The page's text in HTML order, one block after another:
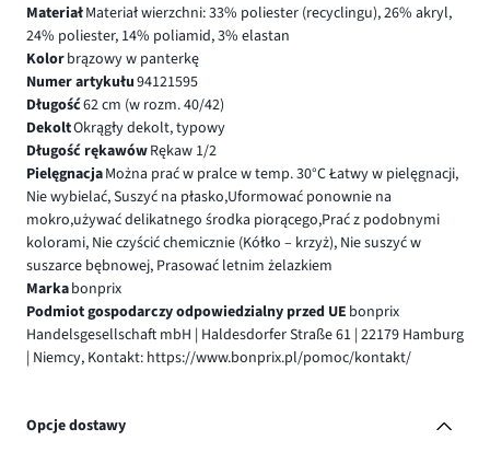
MateriałMateriał wierzchni: 33% poliester (recyclingu), 26% akryl,
24% poliester, 14% poliamid, 3% elastan
Kolorbrązowy w panterkę
Numer artykułu94121595
Długość62 cm (w rozm. 40/42)
DekoltOkrągły dekolt, typowy
Długość rękawówRękaw 1/2
PielęgnacjaMożna prać w pralce w temp. 30°C Łatwy w pielęgnacji,
Nie wybielać, Suszyć na płasko,Uformować ponownie na
mokro,używać delikatnego środka piorącego,Prać z podobnymi
kolorami, Nie czyścić chemicznie (Kółko – krzyż), Nie suszyć w
suszarce bębnowej, Prasować letnim żelazkiem
Markabonprix
Podmiot gospodarczy odpowiedzialny przed UE bonprix
Handelsgesellschaft mbH | Haldesdorfer Straße 61 | 22179 Hamburg
| Niemcy, Kontakt: https://www.bonprix.pl/pomoc/kontakt/
Opcje dostawy